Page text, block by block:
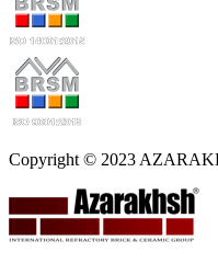
Copyright © 2023